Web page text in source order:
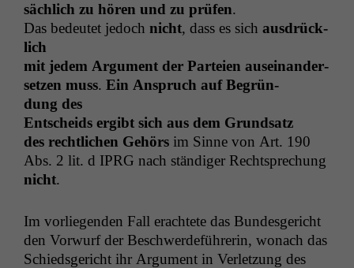
säch­lich zu hören und zu prüfen.
Das bedeutet jedoch nicht, dass es sich aus­drück­
lich
mit jedem Argu­ment der Parteien auseinan­der­
set­zen muss. Ein Anspruch auf Begrün­
dung des
Entschei­ds ergibt sich aus dem Grundsatz
des rechtlichen Gehörs im Sinne von Art. 190
Abs. 2 lit. d IPRG nach ständi­ger Recht­sprechung
nicht.
Im vor­liegen­den Fall erachtete das Bun­des­gericht
den Vor­wurf der Beschw­erde­führerin, wonach das
Schieds­gericht ihr Argu­ment in Ver­let­zung des